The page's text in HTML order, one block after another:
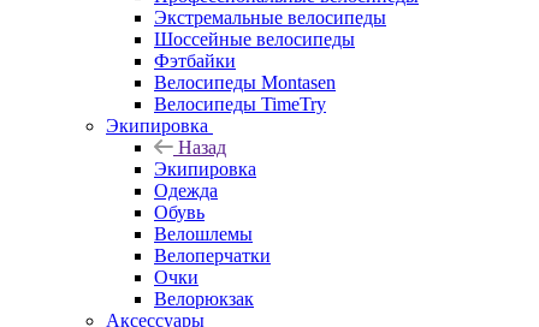
Экстремальные велосипеды
Шоссейные велосипеды
Фэтбайки
Велосипеды Montasen
Велосипеды TimeTry
Экипировка
Назад
Экипировка
Одежда
Обувь
Велошлемы
Велоперчатки
Очки
Велорюкзак
Аксессуары